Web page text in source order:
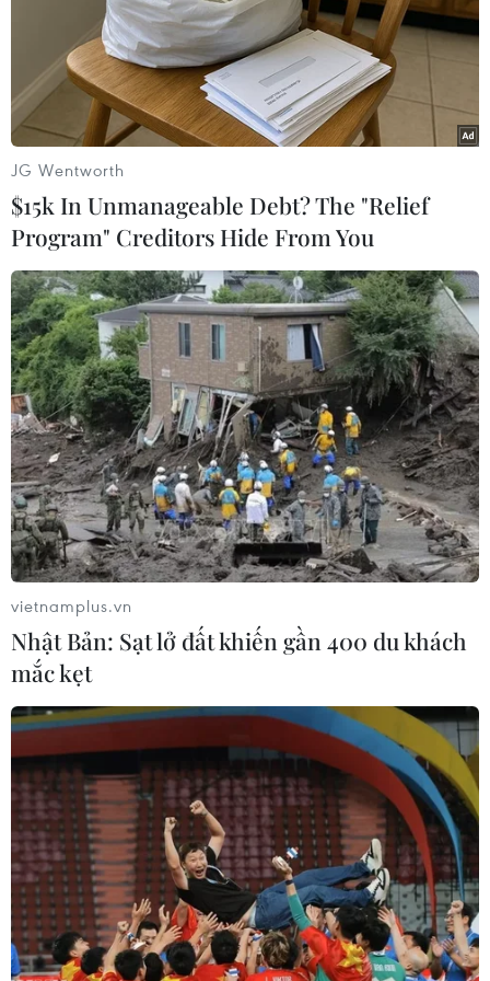
Tổng thống Thổ Nhĩ Kỳ kêu gọi đổi ngoại
tệ sang vàng và đồng lira
03/12/2016 04:25
Tổng thống Thổ Nhĩ Kỳ Recep Tayyip Erdogan đã hối
thúc người dân nước này đổi ngoại tệ đang cất giữ
sang vàng và đồng nội tệ lira, nhằm hỗ trợ nền kinh tế
trong bối cảnh đồng lira liên tục mất giá.
Thổ Nhĩ Kỳ đề xuất Nga chuyển sang
JG Wentworth
$15k In Unmanageable Debt? The "Relief
Program" Creditors Hide From You
vietnamplus.vn
Nhật Bản: Sạt lở đất khiến gần 400 du khách
mắc kẹt